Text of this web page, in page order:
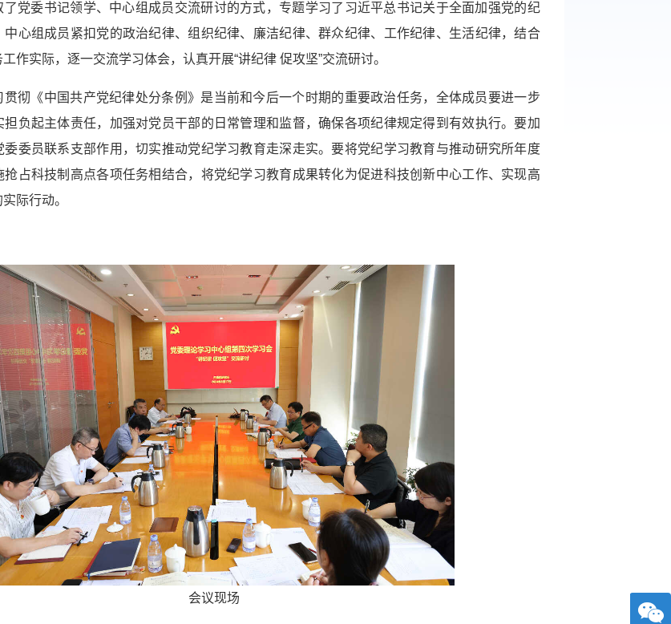
了党委书记领学、中心组成员交流研讨的方式，专题学习了习近平总书记关于全面加强党的纪
中心组成员紧扣党的政治纪律、组织纪律、廉洁纪律、群众纪律、工作纪律、生活纪律，结合
作实际，逐一交流学习体会，认真开展“讲纪律 促攻坚”交流研讨。
贯彻《中国共产党纪律处分条例》是当前和今后一个时期的重要政治任务，全体成员要进一步
担负起主体责任，加强对党员干部的日常管理和监督，确保各项纪律规定得到有效执行。要加
委委员联系支部作用，切实推动党纪学习教育走深走实。要将党纪学习教育与推动研究所年度
抢占科技制高点各项任务相结合，将党纪学习教育成果转化为促进科技创新中心工作、实现高
际行动。
会议现场